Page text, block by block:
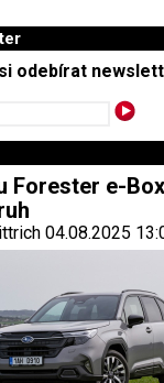
odebírat
Forester e-
04.08.2025